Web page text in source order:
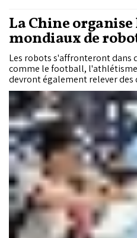
La Chine
mondiaux de
Les robots s'affronteront dans
comme le football,
devront également relever des
de médicaments, la
services de nettoyage. Outre la Chine, les équipes
participantes proviennent
d'Allemagne et du Brésil. Sur
192 représentent des
privées. L'implication du gouvernement municipal de Beijing
dans l'organisation de cet
stratégique accordée par les
émergent de la robotique.
ambitions plus larges du géant